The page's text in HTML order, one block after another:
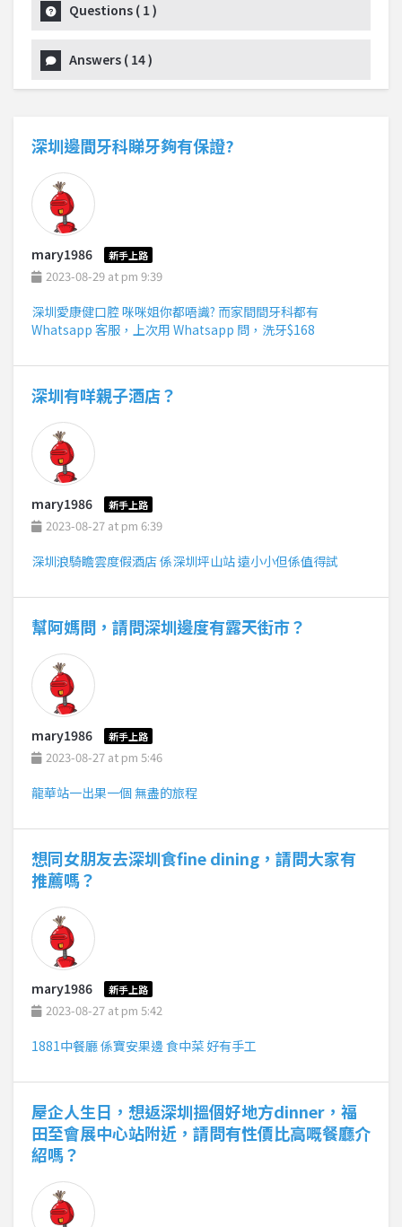
Questions ( 1)
Answers ( 14)
深圳邊間牙科睇牙夠有保證?
mary1986 新手上路
2023-08-29 at pm 9:39
深圳愛康健口腔 咪咪姐你都唔識? 而家間間牙科都有
Whatsapp 客服，上次用 Whatsapp 問，洗牙$168
深圳有咩親子酒店？
mary1986 新手上路
2023-08-27 at pm 6:39
深圳浪騎瞻雲度假酒店 係深圳坪山站 遠小小但係值得試
幫阿媽問，請問深圳邊度有露天街市？
mary1986 新手上路
2023-08-27 at pm 5:46
龍華站一出果一個 無盡的旅程
想同女朋友去深圳食fine dining，請問大家有
推薦嗎？
mary1986 新手上路
2023-08-27 at pm 5:42
1881中餐廳 係寶安果邊 食中菜 好有手工
屋企人生日，想返深圳搵個好地方dinner，福
田至會展中心站附近，請問有性價比高嘅餐廳介
紹嗎？